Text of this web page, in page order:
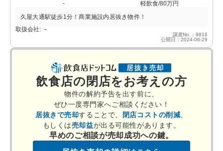
-
軽飲食/80万円
久屋大通駅徒歩1分！商業施設内居抜き物件！
取扱会社: －
譲渡No.：9816
公開日：2024-06-29
飲食店の閉店をお考えの方
物件の解約予告を出す前に、
ぜひ一度専門家へご相談ください！
居抜きで売却することで、 閉店コストの削減
もしくは売却益が出る可能性があります。
早めのご相談が売却成功への鍵。